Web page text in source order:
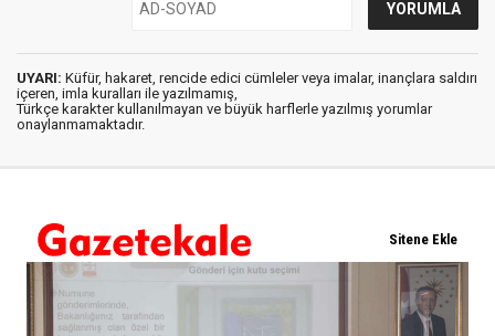
UYARI: Küfür, hakaret, rencide edici cümleler veya imalar, inançlara saldırı
içeren, imla kuralları ile yazılmamış,
Türkçe karakter kullanılmayan ve büyük harflerle yazılmış yorumlar
onaylanmamaktadır.